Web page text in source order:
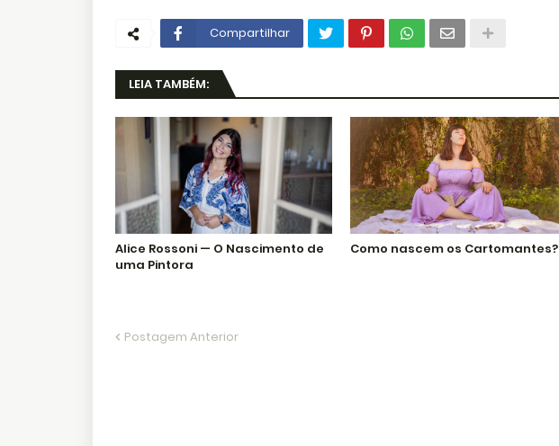
Compartilhar
LEIA TAMBÉM:
Alice Rossoni — O Nascimento de
uma Pintora
Como nascem os Cartomantes?
Postagem Anterior